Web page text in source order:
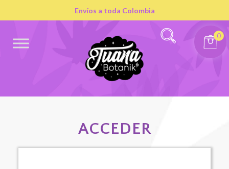
Envíos a toda Colombia
0
ACCEDER